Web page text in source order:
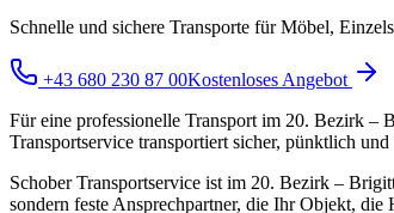
Schnelle und sichere Transporte für Möbel,
+43 680 230 87 00Kostenloses Angebot
Für eine professionelle Transport im 20. Bezirk –
Transportservice transportiert sicher, pünktlich
Schober Transportservice ist im 20. Bezirk –
sondern feste Ansprechpartner, die Ihr Objekt,